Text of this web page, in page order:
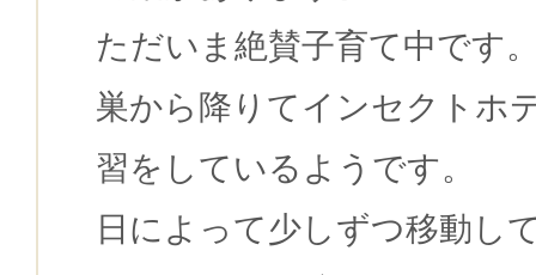
ただいま絶賛子育て中です
巣から降りてインセクトホ
習をしているようです。
日によって少しずつ移動し